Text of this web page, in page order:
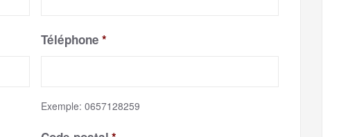
Téléphone *
Exemple: 0657128259